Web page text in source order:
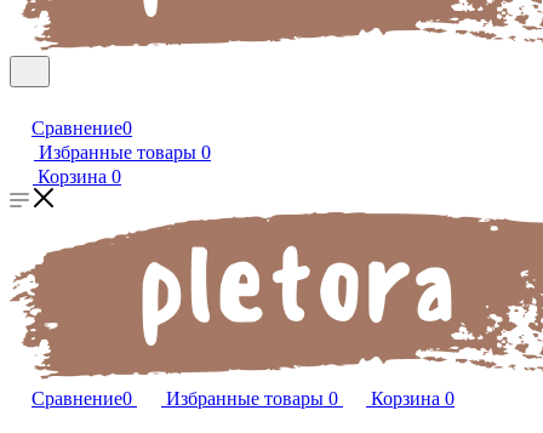
Сравнение0
Избранные товары 0
Корзина 0
Сравнение0 Избранные товары 0 Корзина 0